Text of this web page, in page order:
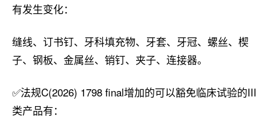
有发生变化：
缝线、订书钉、牙科填充物、牙套、牙冠、螺丝、楔
子、钢板、金属丝、销钉、夹子、连接器。
✅法规C(2026) 1798 final增加的可以豁免临床试验的III
类产品有：